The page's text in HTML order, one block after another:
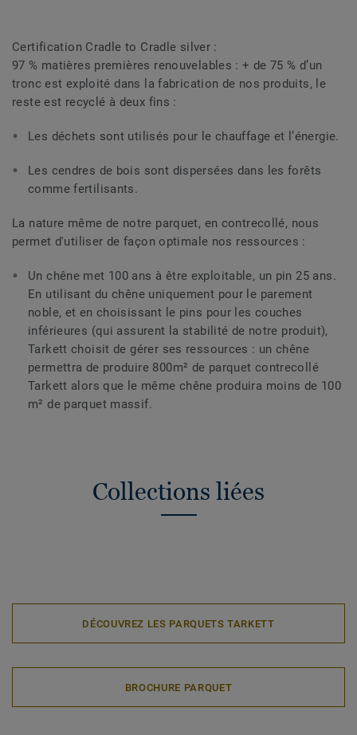
Certification Cradle to Cradle silver :
97 % matières premières renouvelables : + de 75 % d’un
tronc est exploité dans la fabrication de nos produits, le
reste est recyclé à deux fins :
Les déchets sont utilisés pour le chauffage et l’énergie.
Les cendres de bois sont dispersées dans les forêts
comme fertilisants.
La nature même de notre parquet, en contrecollé, nous
permet d'utiliser de façon optimale nos ressources :
Un chêne met 100 ans à être exploitable, un pin 25 ans.
En utilisant du chêne uniquement pour le parement
noble, et en choisissant le pins pour les couches
inférieures (qui assurent la stabilité de notre produit),
Tarkett choisit de gérer ses ressources : un chêne
permettra de produire 800m² de parquet contrecollé
Tarkett alors que le même chêne produira moins de 100
m² de parquet massif.
Collections liées
DÉCOUVREZ LES PARQUETS TARKETT
BROCHURE PARQUET